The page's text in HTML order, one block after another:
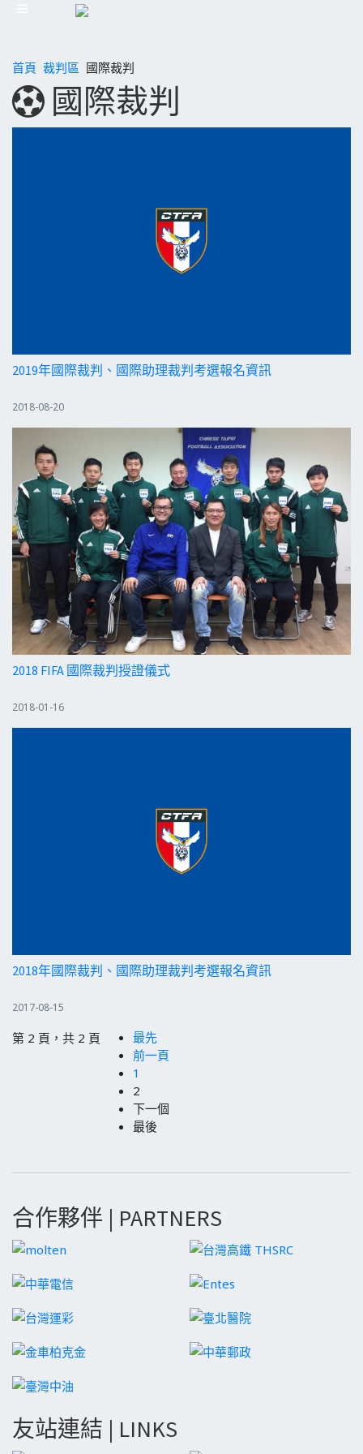
首頁 裁判區 國際裁判
國際裁判
2019年國際裁判、國際助理裁判考選報名資訊
2018-08-20
2018 FIFA 國際裁判授證儀式
2018-01-16
2018年國際裁判、國際助理裁判考選報名資訊
2017-08-15
第 2 頁，共 2 頁
最先
前一頁
1
2
下一個
最後
合作夥伴 | PARTNERS
友站連結 | LINKS